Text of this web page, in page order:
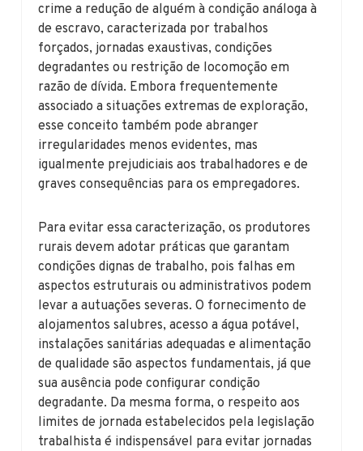
crime a redução de alguém à condição análoga à
de escravo, caracterizada por trabalhos
forçados, jornadas exaustivas, condições
degradantes ou restrição de locomoção em
razão de dívida. Embora frequentemente
associado a situações extremas de exploração,
esse conceito também pode abranger
irregularidades menos evidentes, mas
igualmente prejudiciais aos trabalhadores e de
graves consequências para os empregadores.
Para evitar essa caracterização, os produtores
rurais devem adotar práticas que garantam
condições dignas de trabalho, pois falhas em
aspectos estruturais ou administrativos podem
levar a autuações severas. O fornecimento de
alojamentos salubres, acesso a água potável,
instalações sanitárias adequadas e alimentação
de qualidade são aspectos fundamentais, já que
sua ausência pode configurar condição
degradante. Da mesma forma, o respeito aos
limites de jornada estabelecidos pela legislação
trabalhista é indispensável para evitar jornadas